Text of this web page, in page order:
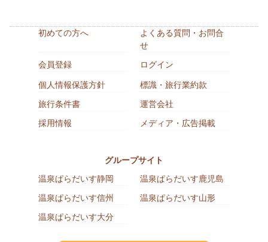
初めての方へ
よくある質問・お問合
せ
会員登録
ログイン
個人情報保護方針
標識・旅行業約款
旅行条件書
運営会社
採用情報
メディア・広告掲載
グループサイト
温泉ぱらだいす静岡
温泉ぱらだいす鹿児島
温泉ぱらだいす信州
温泉ぱらだいす山形
温泉ぱらだいす大分